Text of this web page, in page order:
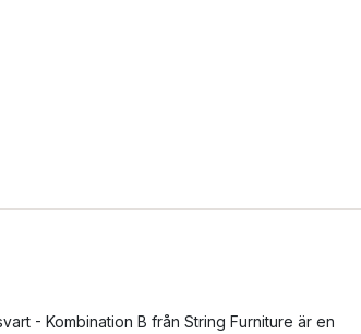
- Kombination B från String Furniture är en